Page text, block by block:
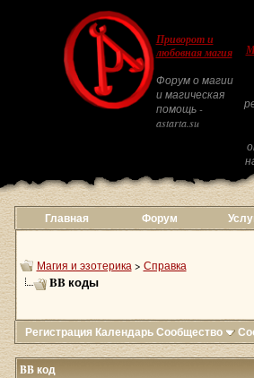
Приворот и
любовная магия
Форум о магии
и магическая
помощь -
astarta.su
Главная Форум
Магия и эзотерика > Справка
BB коды
Регистрация КалендарьСообщество
BB код